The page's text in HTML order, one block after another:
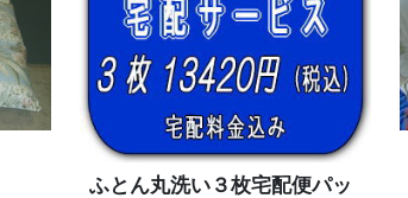
ふとん丸洗い３枚宅配便パッ